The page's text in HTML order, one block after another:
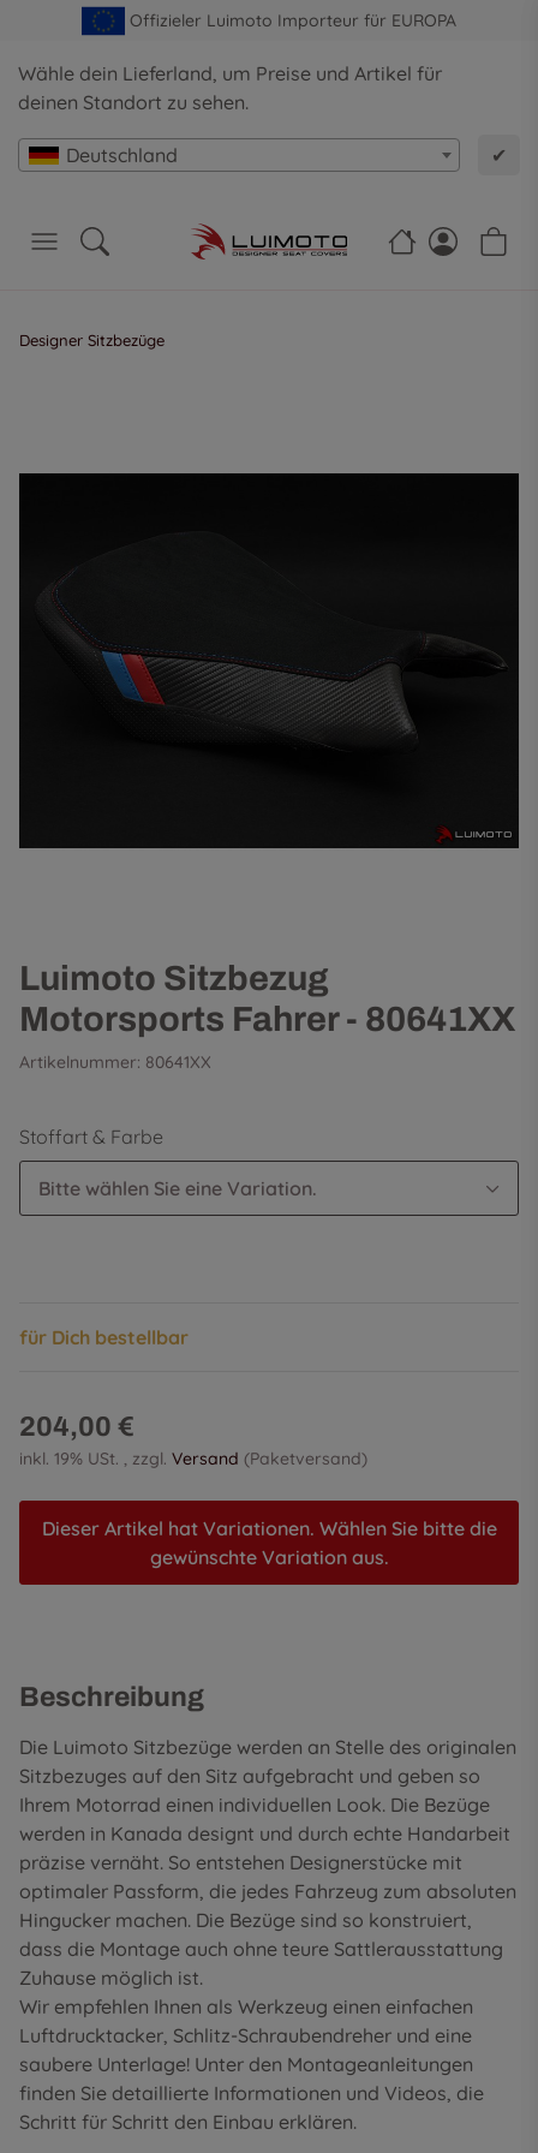
Offizieler Luimoto Importeur für EUROPA
Wähle dein Lieferland, um Preise und Artikel für
deinen Standort zu sehen.
Deutschland ✔
Designer Sitzbezüge
Luimoto Sitzbezug
Motorsports Fahrer - 80641XX
Artikelnummer: 80641XX
Stoffart & Farbe
Bitte wählen Sie eine Variation.
für Dich bestellbar
204,00 €
inkl. 19% USt. , zzgl. Versand (Paketversand)
Dieser Artikel hat Variationen. Wählen Sie bitte die
gewünschte Variation aus.
Beschreibung
Die Luimoto Sitzbezüge werden an Stelle des originalen
Sitzbezuges auf den Sitz aufgebracht und geben so
Ihrem Motorrad einen individuellen Look. Die Bezüge
werden in Kanada designt und durch echte Handarbeit
präzise vernäht. So entstehen Designerstücke mit
optimaler Passform, die jedes Fahrzeug zum absoluten
Hingucker machen. Die Bezüge sind so konstruiert,
dass die Montage auch ohne teure Sattlerausstattung
Zuhause möglich ist.
Wir empfehlen Ihnen als Werkzeug einen einfachen
Luftdrucktacker, Schlitz-Schraubendreher und eine
saubere Unterlage! Unter den Montageanleitungen
finden Sie detaillierte Informationen und Videos, die
Schritt für Schritt den Einbau erklären.